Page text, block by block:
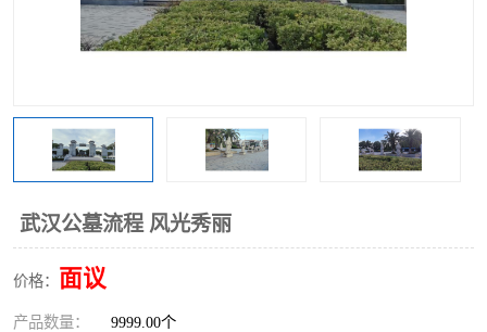
武汉公墓流程 风光秀丽
价格： 面议
产品数量： 9999.00个